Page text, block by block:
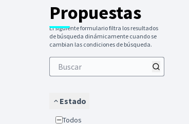
Propuestas
El siguiente formulario filtra los resultados
de búsqueda dinámicamente cuando se
cambian las condiciones de búsqueda.
Estado
Todos